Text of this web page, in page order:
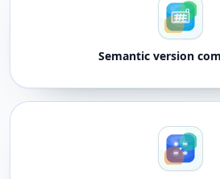
Semantic version